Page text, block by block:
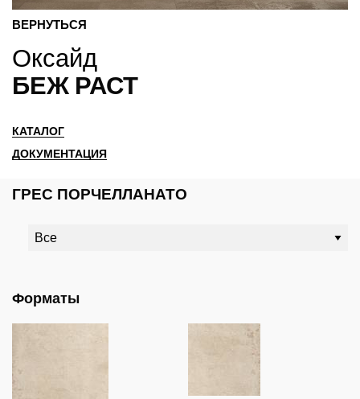
ВЕРНУТЬСЯ
Оксайд
БЕЖ РАСТ
КАТАЛОГ
ДОКУМЕНТАЦИЯ
ГРЕС ПОРЧЕЛЛАНАТО
Форматы